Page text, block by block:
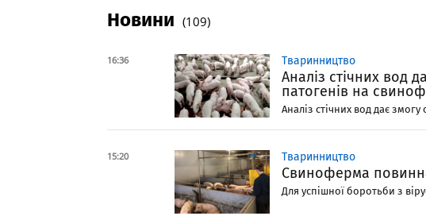
Новини (109)
16:36 Тваринництво
Аналіз стічних вод
патогенів на
Аналіз стічних вод дає
15:20 Тваринництво
Свиноферма
Для успішної боротьби з